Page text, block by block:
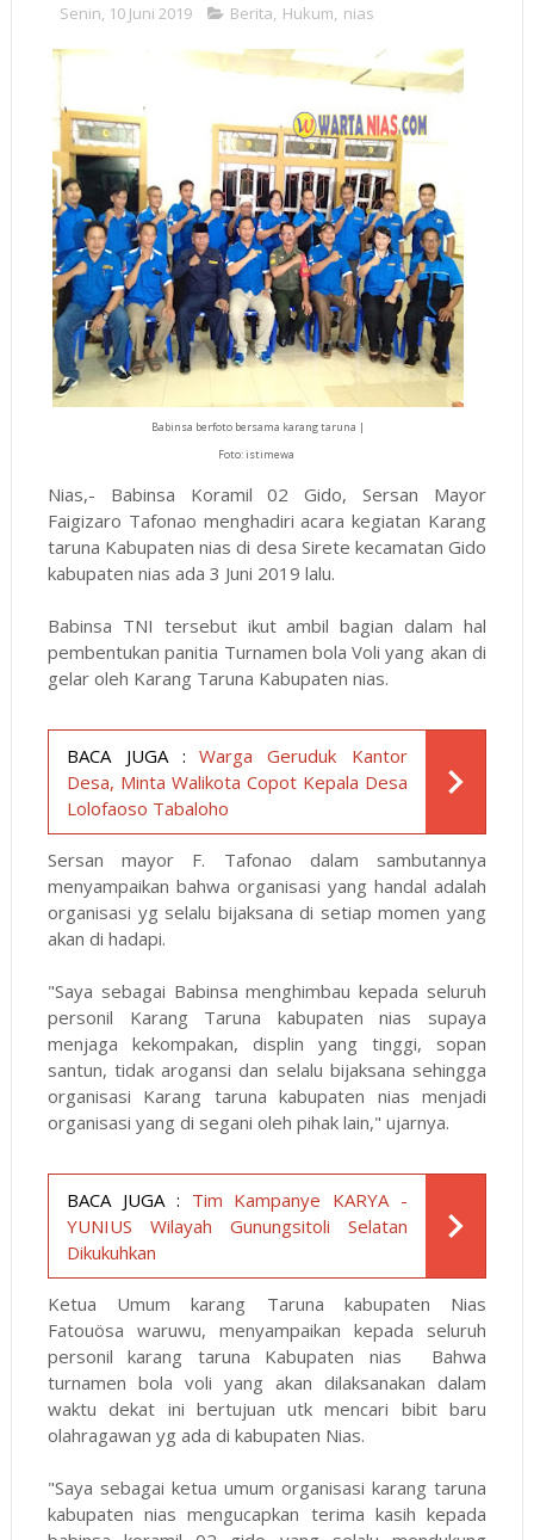
Senin, 10 Juni 2019 Berita, Hukum, nias
Babinsa berfoto bersama karang taruna |
Foto: istimewa
Nias,- Babinsa Koramil 02 Gido, Sersan Mayor
Faigizaro Tafonao menghadiri acara kegiatan Karang
taruna Kabupaten nias di desa Sirete kecamatan Gido
kabupaten nias ada 3 Juni 2019 lalu.
Babinsa TNI tersebut ikut ambil bagian dalam hal
pembentukan panitia Turnamen bola Voli yang akan di
gelar oleh Karang Taruna Kabupaten nias.
BACA JUGA : Warga Geruduk Kantor
Desa, Minta Walikota Copot Kepala Desa
Lolofaoso Tabaloho
Sersan mayor F. Tafonao dalam sambutannya
menyampaikan bahwa organisasi yang handal adalah
organisasi yg selalu bijaksana di setiap momen yang
akan di hadapi.
"Saya sebagai Babinsa menghimbau kepada seluruh
personil Karang Taruna kabupaten nias supaya
menjaga kekompakan, displin yang tinggi, sopan
santun, tidak arogansi dan selalu bijaksana sehingga
organisasi Karang taruna kabupaten nias menjadi
organisasi yang di segani oleh pihak lain," ujarnya.
BACA JUGA : Tim Kampanye KARYA -
YUNIUS Wilayah Gunungsitoli Selatan
Dikukuhkan
Ketua Umum karang Taruna kabupaten Nias
Fatouösa waruwu, menyampaikan kepada seluruh
personil karang taruna Kabupaten nias Bahwa
turnamen bola voli yang akan dilaksanakan dalam
waktu dekat ini bertujuan utk mencari bibit baru
olahragawan yg ada di kabupaten Nias.
"Saya sebagai ketua umum organisasi karang taruna
kabupaten nias mengucapkan terima kasih kepada